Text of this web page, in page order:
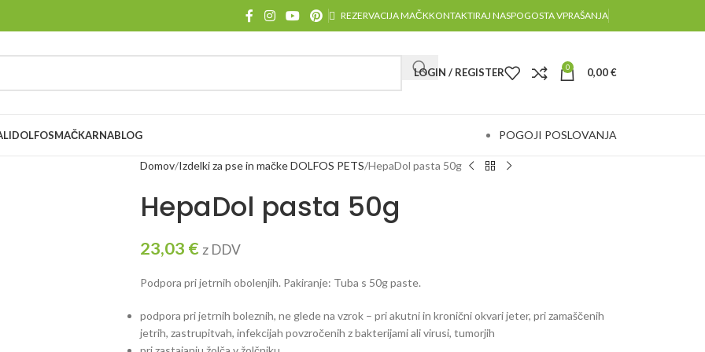
REZERVACIJA MAČKKONTAKTIRAJ NASPOGOSTA VPRAŠANJA
LOGIN / REGISTER 0 0,00€
DOLFOSMAČKARNABLOG POGOJI POSLOVANJA
Domov Izdelki za pse in mačke DOLFOS PETS HepaDol pasta 50g
HepaDol pasta 50g
23,03 € z DDV
Podpora pri jetrnih obolenjih. Pakiranje: Tuba s 50g paste.
podpora pri jetrnih boleznih, ne glede na vzrok – pri akutni in kronični okvari jeter, pri zamaščenih
jetrih, zastrupitvah, infekcijah povzročenih z bakterijami ali virusi, tumorjih